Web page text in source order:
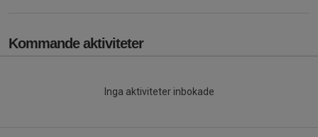
Kommande aktiviteter
Inga aktiviteter inbokade